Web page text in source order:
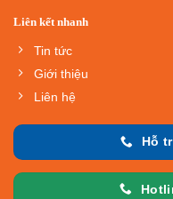
Liên kết nhanh
Tin tức
Giới thiệu
Liên hệ
Hỗ